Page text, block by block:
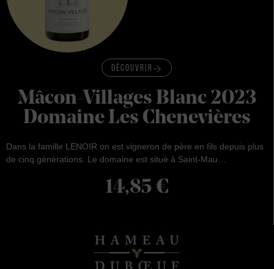
DÉCOUVRIR
Mâcon-Villages Blanc 2023
Domaine Les Chenevières
Dans la famille LENOIR on est vigneron de père en fils depuis plus
de cinq générations. Le domaine est situé à Saint-Mau…
14,85 €